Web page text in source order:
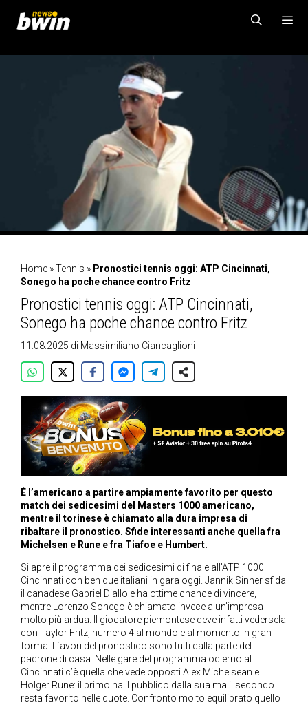
contenuto
Home »Tennis » Pronostici tennis oggi: ATP Cincinnati,
Sonego ha poche chance contro Fritz
Pronostici tennis oggi: ATP Cincinnati,
Sonego ha poche chance contro Fritz
11.08.2025 di Massimiliano Ciancaglioni
È l’americano a partire ampiamente favorito per questo
match dei sedicesimi del Masters 1000 americano,
mentre il torinese è chiamato alla dura impresa di
ribaltare il pronostico. Sfide interessanti anche quella fra
Michelsen e Rune e fra Tiafoe e Humbert.
Si apre il programma dei sedicesimi di finale all’ATP 1000
Cincinnati con ben due italiani in gara oggi. Jannik Sinner sfida
il canadese Gabriel Diallo e ha ottime chance di vincere,
mentre Lorenzo Sonego è chiamato invece a un’impresa
molto più ardua. Il giocatore piemontese deve infatti vedersela
con Taylor Fritz, numero 4 al mondo e al momento in gran
forma. I favori del pronostico sono tutti dalla parte del
padrone di casa. Nelle gare del programma odierno al
Cincinnati c’è quella che vede opposti Alex Michelsean e
Holger Rune: il primo ha il pubblico dalla sua ma il secondo
resta favorito nelle quote. Confronto molto equilibrato quello